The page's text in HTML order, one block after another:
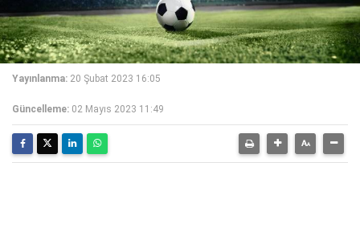
Yayınlanma: 20 Şubat 2023 16:05
Güncelleme: 02 Mayıs 2023 11:49